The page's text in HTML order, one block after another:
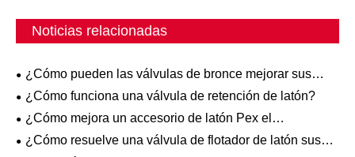
Noticias relacionadas
¿Cómo pueden las válvulas de bronce mejorar sus
sistemas industriales?
¿Cómo funciona una válvula de retención de latón?
¿Cómo mejora un accesorio de latón Pex el
rendimiento del sistema de plomería?
¿Cómo resuelve una válvula de flotador de latón sus